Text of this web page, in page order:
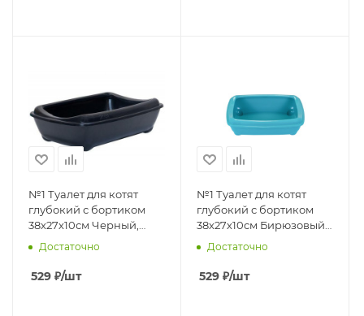
№1 Туалет для котят
глубокий с бортиком
38х27х10см Черный,
1х25шт
Достаточно
529 ₽/шт
№1 Туалет для котят
глубокий с бортиком
38х27х10см Бирюзовый,
1х25шт
Достаточно
529 ₽/шт